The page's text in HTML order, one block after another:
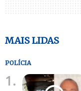
MAIS LIDAS
POLÍCIA
1.